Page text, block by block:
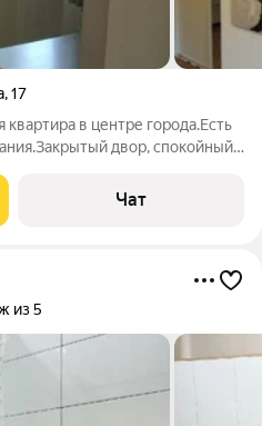
,17
в центре города.Есть
двор, спокойный
людям без животных и
Чат
из 5